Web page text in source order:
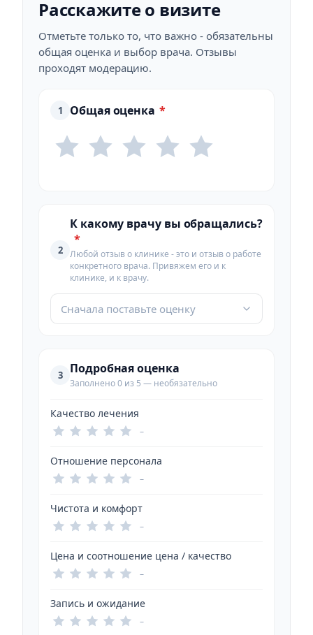
Расскажите о визите
Отметьте только то, что важно - обязательны
общая оценка и выбор врача. Отзывы
проходят модерацию.
1 Общая оценка *
2
К какому врачу вы обращались?
*
Любой отзыв о клинике - это и отзыв о работе
конкретного врача. Привяжем его и к
клинике, и к врачу.
Сначала поставьте оценку
3 Подробная оценка
Заполнено 0 из 5 — необязательно
Качество лечения
–
Отношение персонала
–
Чистота и комфорт
–
Цена и соотношение цена / качество
–
Запись и ожидание
–